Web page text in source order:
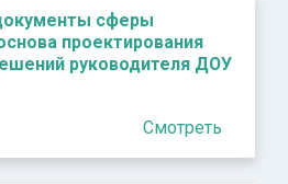
сферы
проектирования
руководителя ДОУ
Смотреть